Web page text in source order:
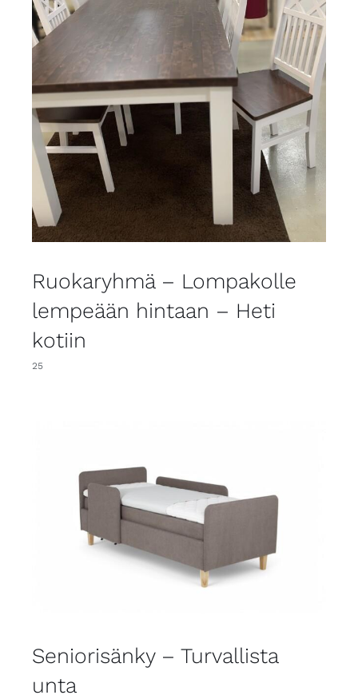
Ruokaryhmä – Lompakolle
lempeään hintaan – Heti
kotiin
25
Seniorisänky – Turvallista
unta